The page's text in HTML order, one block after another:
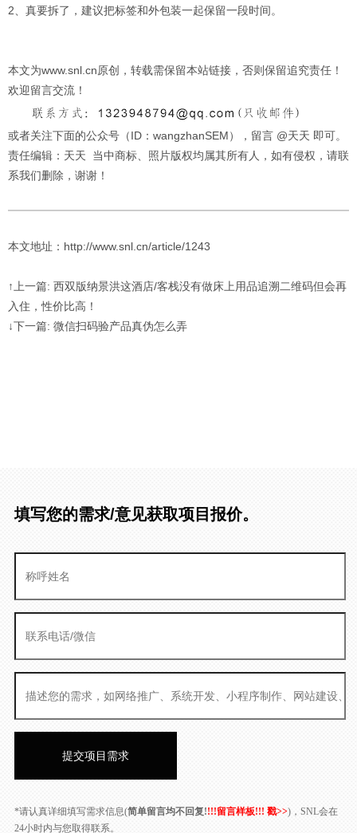
2、真要拆了，建议把标签和外包装一起保留一段时间。
本文为www.snl.cn原创，转载需保留本站链接，否则保留追究责任！
欢迎留言交流！
或者关注下面的公众号（ID：wangzhanSEM），留言 @天天 即可。
责任编辑：天天 当中商标、照片版权均属其所有人，如有侵权，请联
系我们删除，谢谢！
本文地址：http://www.snl.cn/article/1243
↑上一篇: 西双版纳景洪这酒店/客栈没有做床上用品追溯二维码但会再
入住，性价比高！
↓下一篇: 微信扫码验产品真伪怎么弄
填写您的需求/意见获取项目报价。
*请认真详细填写需求信息(简单留言均不回复!!!!留言样板!!! 戳>>)，SNL会在
24小时内与您取得联系。